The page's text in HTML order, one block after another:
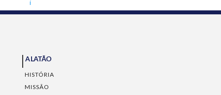
A LATÃO
HISTÓRIA
MISSÃO